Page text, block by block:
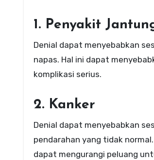
1. Penyakit
Denial dapat menyebabkan
napas. Hal ini dapat
komplikasi serius.
2. Kanker
Denial dapat menyebabkan
pendarahan yang tidak
dapat mengurangi peluang